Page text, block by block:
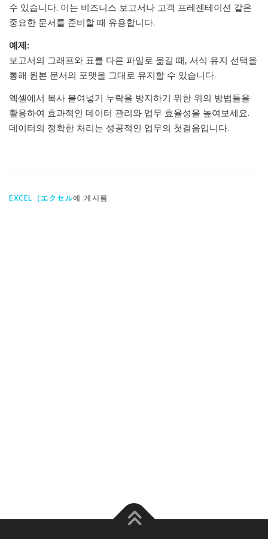
수 있습니다. 이는 비즈니스 보고서나 고객 프레젠테이션 같은
중요한 문서를 준비할 때 유용합니다.
예제:
보고서의 그래프와 표를 다른 파일로 옮길 때, 서식 유지 선택을
통해 원본 문서의 포맷을 그대로 유지할 수 있습니다.
엑셀에서 복사 붙여넣기 누락을 방지하기 위한 위의 방법들을
활용하여 효과적인 데이터 관리와 업무 효율성을 높여보세요.
데이터의 정확한 처리는 성공적인 업무의 첫걸음입니다.
EXCEL（エクセル에 게시됨